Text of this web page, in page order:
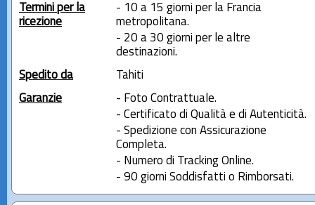
Termini per la
ricezione
- 10 a 15 giorni per la Francia
metropolitana.
- 20 a 30 giorni per le altre
destinazioni.
Spedito da
Tahiti
Garanzie
- Foto Contrattuale.
- Certificato di Qualità e di Autenticità.
- Spedizione con Assicurazione
Completa.
- Numero di Tracking Online.
- 90 giorni Soddisfatti o Rimborsati.